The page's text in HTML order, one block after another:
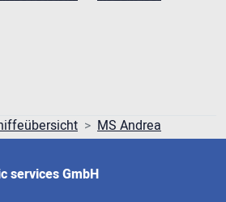
MS Andrea
services GmbH